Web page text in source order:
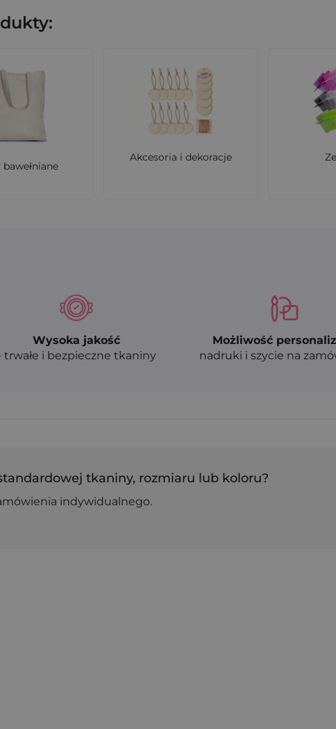
bawełniane
Akcesoria i dekoracje
Wysoka jakość
trwałe i bezpieczne tkaniny
Możliwość
nadruki i szycie na
tkaniny, rozmiaru lub koloru?
indywidualnego.